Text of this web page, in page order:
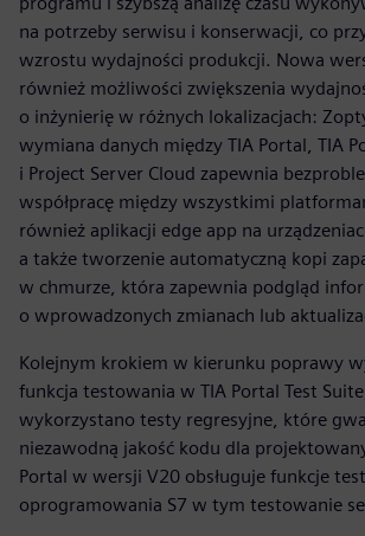
na potrzeby serwisu i konserwacji, co
wzrostu wydajności produkcji. Nowa
również możliwości zwiększenia
o inżynierię w różnych lokalizacjach:
wymiana danych między TIA Portal, TIA
i Project Server Cloud zapewnia
współpracę między wszystkimi
również aplikacji edge app na
a także tworzenie automatyczną kopi
w chmurze, która zapewnia podgląd
o wprowadzonych zmianach lub
Kolejnym krokiem w kierunku poprawy
funkcja testowania w TIA Portal Test
wykorzystano testy regresyjne, które
niezawodną jakość kodu dla
Portal w wersji V20 obsługuje funkcje
oprogramowania S7 w tym testowanie